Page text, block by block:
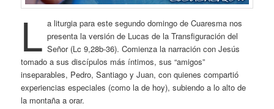
L a liturgia para este segundo domingo de Cuaresma nos
presenta la versión de Lucas de la Transfiguración del
Señor (Lc 9,28b-36). Comienza la narración con Jesús
tomado a sus discípulos más íntimos, sus “amigos”
inseparables, Pedro, Santiago y Juan, con quienes compartió
experiencias especiales (como la de hoy), subiendo a lo alto de
la montaña a orar.